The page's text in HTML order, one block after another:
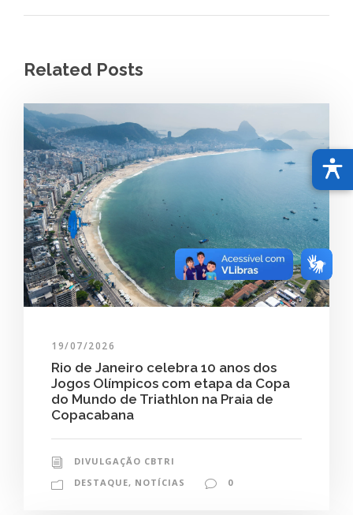
Related Posts
19/07/2026
Rio de Janeiro celebra 10 anos dos
Jogos Olímpicos com etapa da Copa
do Mundo de Triathlon na Praia de
Copacabana
DIVULGAÇÃO CBTRI
DESTAQUE, NOTÍCIAS 0